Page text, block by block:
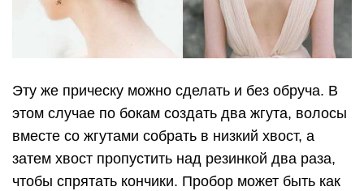
Эту же прическу можно сделать и без обруча. В
этом случае по бокам создать два жгута, волосы
вместе со жгутами собрать в низкий хвост, а
затем хвост пропустить над резинкой два раза,
чтобы спрятать кончики. Пробор может быть как